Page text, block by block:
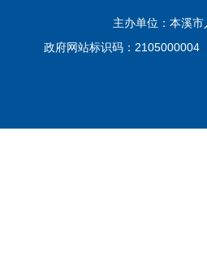
主办单位：本溪
政府网站标识码：